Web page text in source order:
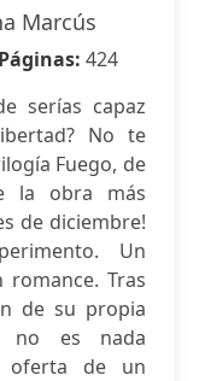
Marcús
424
serías capaz
No te
Fuego, de
la obra más
de diciembre!
Un
Tras
de su propia
no es nada
oferta de un